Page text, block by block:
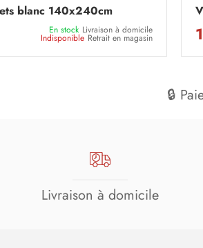
blanc 140x240cm
En stock Livraison à domicile
Indisponible Retrait en magasin
🔒
Livraison à domicile